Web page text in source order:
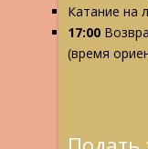
Катание на
17:00
(время